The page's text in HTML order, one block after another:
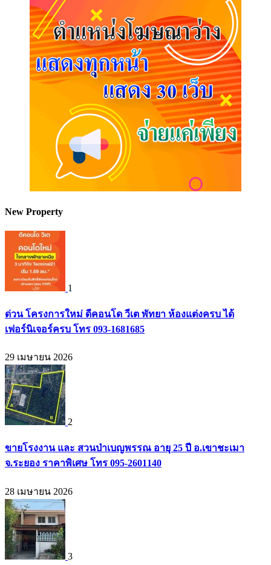
New Property
1
ด่วน โครงการใหม่ ดีคอนโด วีเต พัทยา ห้องแต่งครบ ได้
เฟอร์นิเจอร์ครบ โทร 093-1681685
29 เมษายน 2026
2
ขายโรงงาน และ สวนป่าเบญพรรณ อายุ 25 ปี อ.เขาชะเมา
จ.ระยอง ราคาพิเศษ โทร 095-2601140
28 เมษายน 2026
3